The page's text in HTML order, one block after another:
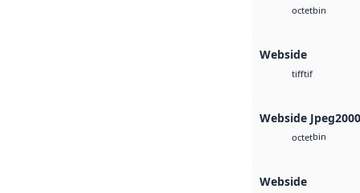
octetbin
Webside
tifftif
Webside Jpeg2000
octetbin
Webside